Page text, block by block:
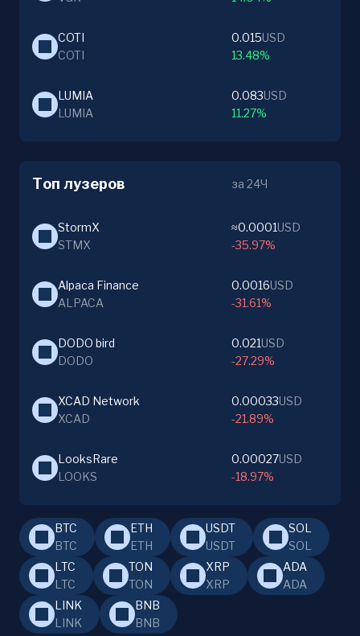
COTI
COTI
0.015USD
13.48%
LUMIA
LUMIA
0.083USD
11.27%
Топ лузеров за 24Ч
StormX
STMX
≈0.0001USD
-35.97%
Alpaca Finance
ALPACA
0.0016USD
-31.61%
DODO bird
DODO
0.021USD
-27.29%
XCAD Network
XCAD
0.00033USD
-21.89%
LooksRare
LOOKS
0.00027USD
-18.97%
BTC
BTC
ETH
ETH
USDT
USDT
SOL
SOL
LTC
LTC
TON
TON
XRP
XRP
ADA
ADA
LINK
LINK
BNB
BNB